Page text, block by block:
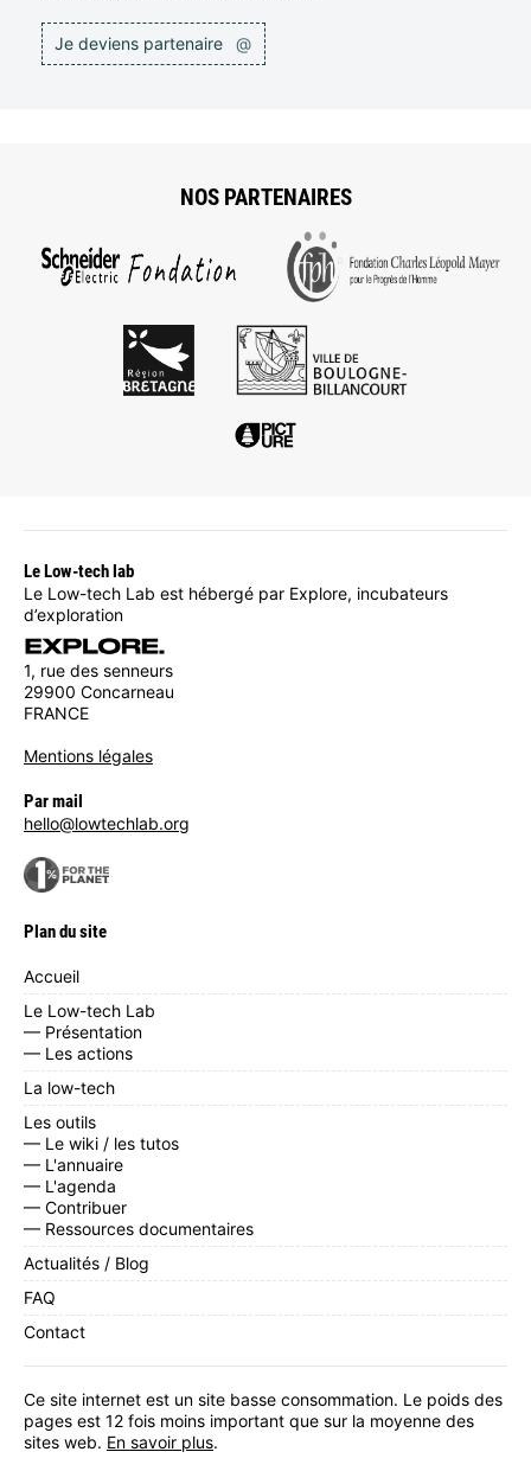
Je deviens partenaire @
NOS PARTENAIRES
Le Low-tech lab
Le Low-tech Lab est hébergé par Explore, incubateurs
d’exploration
1, rue des senneurs
29900 Concarneau
FRANCE
Mentions légales
Par mail
hello@lowtechlab.org
Plan du site
Accueil
Le Low-tech Lab
— Présentation
— Les actions
La low-tech
Les outils
— Le wiki / les tutos
— L'annuaire
— L'agenda
— Contribuer
— Ressources documentaires
Actualités / Blog
FAQ
Contact
Ce site internet est un site basse consommation. Le poids des
pages est 12 fois moins important que sur la moyenne des
sites web. En savoir plus.